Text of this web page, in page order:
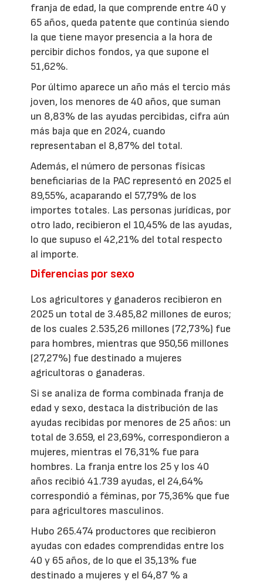
franja de edad, la que comprende entre 40 y
65 años, queda patente que continúa siendo
la que tiene mayor presencia a la hora de
percibir dichos fondos, ya que supone el
51,62%.
Por último aparece un año más el tercio más
joven, los menores de 40 años, que suman
un 8,83% de las ayudas percibidas, cifra aún
más baja que en 2024, cuando
representaban el 8,87% del total.
Además, el número de personas físicas
beneficiarias de la PAC representó en 2025 el
89,55%, acaparando el 57,79% de los
importes totales. Las personas jurídicas, por
otro lado, recibieron el 10,45% de las ayudas,
lo que supuso el 42,21% del total respecto
al importe.
Diferencias por sexo
Los agricultores y ganaderos recibieron en
2025 un total de 3.485,82 millones de euros;
de los cuales 2.535,26 millones (72,73%) fue
para hombres, mientras que 950,56 millones
(27,27%) fue destinado a mujeres
agricultoras o ganaderas.
Si se analiza de forma combinada franja de
edad y sexo, destaca la distribución de las
ayudas recibidas por menores de 25 años: un
total de 3.659, el 23,69%, correspondieron a
mujeres, mientras el 76,31% fue para
hombres. La franja entre los 25 y los 40
años recibió 41.739 ayudas, el 24,64%
correspondió a féminas, por 75,36% que fue
para agricultores masculinos.
Hubo 265.474 productores que recibieron
ayudas con edades comprendidas entre los
40 y 65 años, de lo que el 35,13% fue
destinado a mujeres y el 64,87 % a